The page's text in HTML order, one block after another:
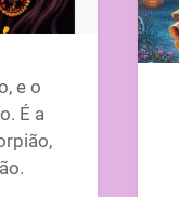
e o
É a